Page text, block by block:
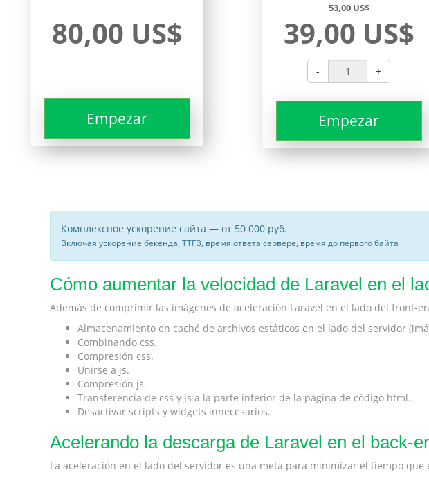
80,00 US$
Empezar
53,00 US$
39,00 US$
- +
Empezar
Комплексное ускорение сайта — от 50 000 руб.
Включая ускорение бекенда, TTFB, время ответа сервере, время до первого байта
Cómo aumentar la velocidad de Laravel en el
Además de comprimir las imágenes de aceleración Laravel en el lado del front-
Almacenamiento en caché de archivos estáticos en el lado del servidor
Combinando css.
Compresión css.
Unirse a js.
Compresión js.
Transferencia de css y js a la parte inferior de la página de código html.
Desactivar scripts y widgets innecesarios.
Acelerando la descarga de Laravel en el back-
La aceleración en el lado del servidor es una meta para minimizar el tiempo